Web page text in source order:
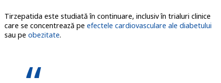
Tirzepatida este studiată în continuare, inclusiv în trialuri clinice
care se concentrează pe efectele cardiovasculare ale diabetului
sau pe obezitate.